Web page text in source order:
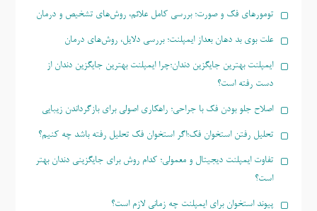
تومورهای فک و صورت؛ بررسی کامل علائم، روش‌های تشخیص و درمان
علت بوی بد دهان بعداز ایمپلنت؛ بررسی دلایل، روش‌های درمان
ایمپلنت بهترین جایگزین دندان؛چرا ایمپلنت بهترین جایگزین دندان از
دست رفته است؟
اصلاح جلو بودن فک با جراحی؛ راهکاری اصولی برای بازگرداندن زیبایی
تحلیل رفتن استخوان فک؛اگر استخوان فک تحلیل رفته باشد چه کنیم؟
تفاوت ایمپلنت دیجیتال و معمولی؛ کدام روش برای جایگزینی دندان بهتر
است؟
پیوند استخوان برای ایمپلنت چه زمانی لازم است؟